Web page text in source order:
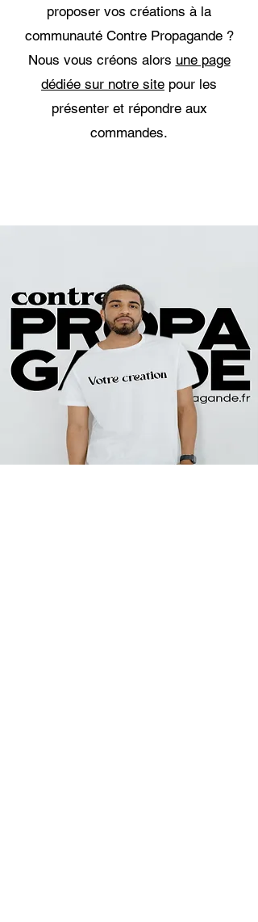
proposer vos créations à la
communauté Contre Propagande ?
Nous vous créons alors une page
dédiée sur notre site pour les
présenter et répondre aux
commandes.